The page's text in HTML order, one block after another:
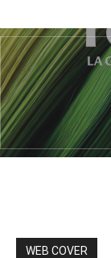
WEB COVER